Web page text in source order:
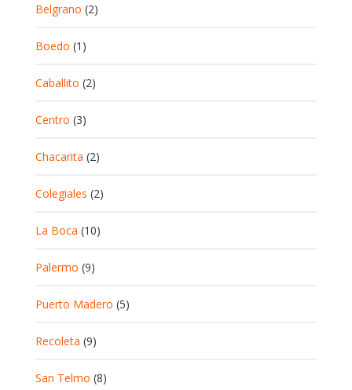
Belgrano (2)
Boedo (1)
Caballito (2)
Centro (3)
Chacarita (2)
Colegiales (2)
La Boca (10)
Palermo (9)
Puerto Madero (5)
Recoleta (9)
San Telmo (8)